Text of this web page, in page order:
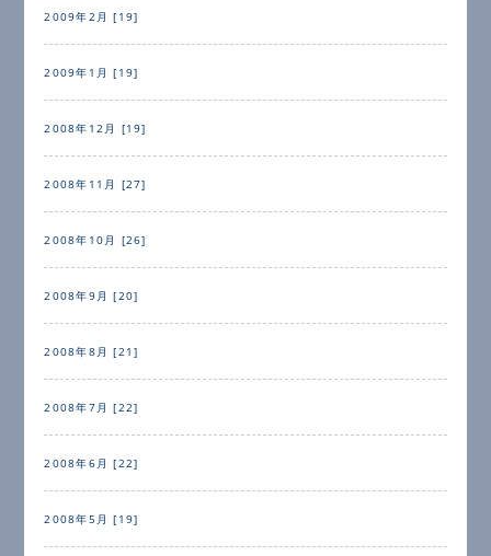
2009年2月 [19]
2009年1月 [19]
2008年12月 [19]
2008年11月 [27]
2008年10月 [26]
2008年9月 [20]
2008年8月 [21]
2008年7月 [22]
2008年6月 [22]
2008年5月 [19]